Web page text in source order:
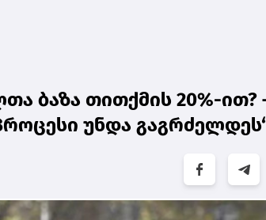
ბაზა თითქმის 20%-ით?
უნდა